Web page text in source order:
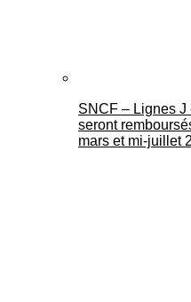
SNCF – Lignes J
seront
mars et mi-juillet